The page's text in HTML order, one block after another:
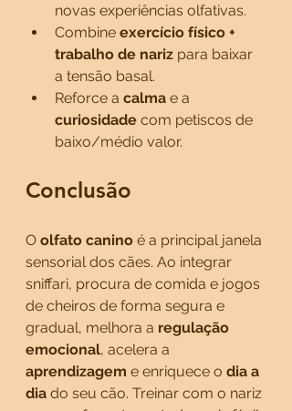
novas experiências olfativas.
Combine exercício físico +
trabalho de nariz para baixar
a tensão basal.
Reforce a calma e a
curiosidade com petiscos de
baixo/médio valor.
Conclusão
O olfato canino é a principal janela
sensorial dos cães. Ao integrar
sniffari, procura de comida e jogos
de cheiros de forma segura e
gradual, melhora a regulação
emocional, acelera a
aprendizagem e enriquece o dia a
dia do seu cão. Treinar com o nariz